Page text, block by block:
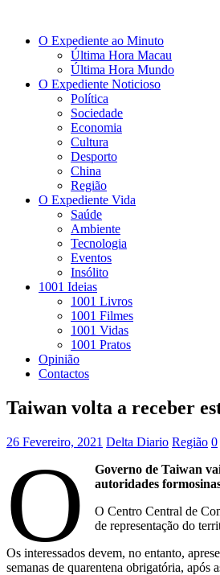
O Expediente ao Minuto
Última Hora Macau
Última Hora Mundo
O Expediente Noticioso
Política
Sociedade
Economia
Cultura
Desporto
China
Região
O Expediente Vida
Saúde
Ambiente
Tecnologia
Eventos
Insólito
1001 Ideias
1001 Livros
1001 Filmes
1001 Vidas
1001 Pratos
Opinião
Contactos
Taiwan volta a receber
26 Fevereiro, 2021 Delta Diario Região 0
O
Governo de Taiwan
autoridades
O Centro Central de
de representação do
Os interessados devem, no entanto,
semanas de quarentena obrigatória, após